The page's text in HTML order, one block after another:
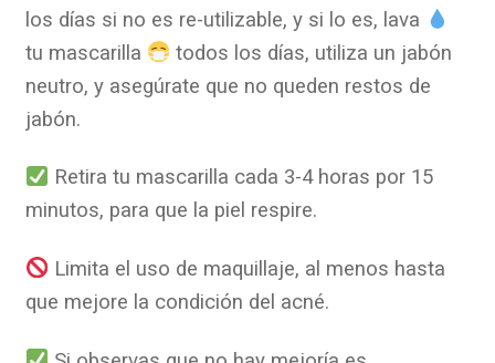
los días si no es re-utilizable, y si lo es, lava
tu mascarilla
todos los días, utiliza un jabón
neutro, y asegúrate que no queden restos de
jabón.
Retira tu mascarilla cada 3-4 horas por 15
minutos, para que la piel respire.
Limita el uso de maquillaje, al menos hasta
que mejore la condición del acné.